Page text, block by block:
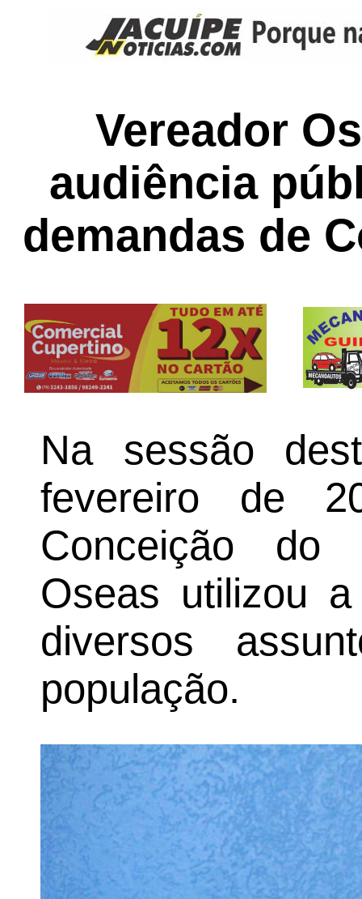
Vereador
audiência
demandas de
Na sessão
fevereiro de
Conceição do
Oseas utilizou
diversos
população.